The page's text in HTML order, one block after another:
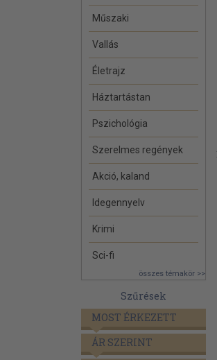
Műszaki
Vallás
Életrajz
Háztartástan
Pszichológia
Szerelmes regények
Akció, kaland
Idegennyelv
Krimi
Sci-fi
összes témakör >>
Szűrések
MOST ÉRKEZETT
ÁR SZERINT